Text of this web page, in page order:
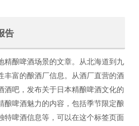
告
精酿啤酒场景的文章。从北海道到九
丰富的酿酒厂信息。从酒厂直营的酒
酒吧，发布关于日本精酿啤酒文化的
酿啤酒魅力的内容，包括季节限定酿
特啤酒信息等，可以在这个标签页面